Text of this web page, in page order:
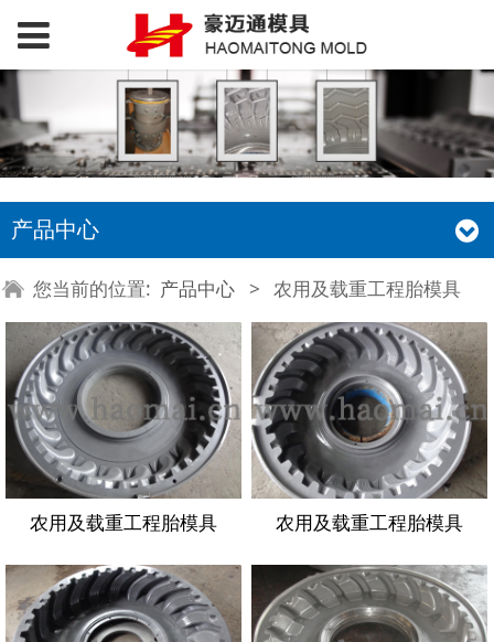
产品中心
您当前的位置: 产品中心 > 农用及载重工程胎模具
农用及载重工程胎模具 农用及载重工程胎模具